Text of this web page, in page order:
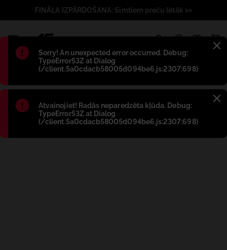
Błąd:
Sorry! An unexpected error occurred. Debug:
TypeError53Z at Dialog
(/client.5a0cdacb58005d094be6.js:2307:698)
Błąd:
Atvainojiet! Radās neparedzēta kļūda. Debug:
TypeError53Z at Dialog
(/client.5a0cdacb58005d094be6.js:2307:698)
FINĀLA IZPĀRDOŠANA: Simtiem preču lētāk >>